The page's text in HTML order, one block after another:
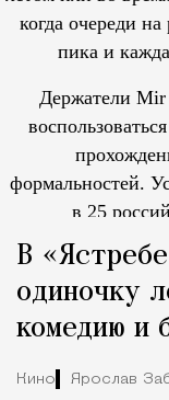
когда очереди
пика и
Держатели Mir
формальностей.
в 25
В
одиночку
комедию и
Кино Ярослав